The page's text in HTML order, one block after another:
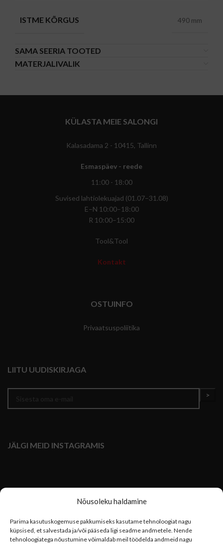
Nõusoleku haldamine
Parima kasutuskogemuse pakkumiseks kasutame tehnoloogiat nagu
küpsised, et salvestada ja/või pääseda ligi seadme andmetele. Nende
tehnoloogiatega nõustumine võimaldab meil töödelda andmeid nagu
ISTME KÕRGUS 490 mm
SAMA SEERIA TOOTED
MATERJALIVALIK
KÜLASTA MEIE SALONGI
Kalasadama 2 - 10415, Tallinn
Esmaspäev - reede
11:00 - 18:00
Suvised lahtiolekuajad (01.07–31.08)
E–N 10:00–18:00
R 10:00–15:00
Tool&Tool
Kontakt
OSTUINFO
Privaatsuspoliitika
LIITU UUDISKIRJAGA
JÄLGI MEID INSTAGRAMIS